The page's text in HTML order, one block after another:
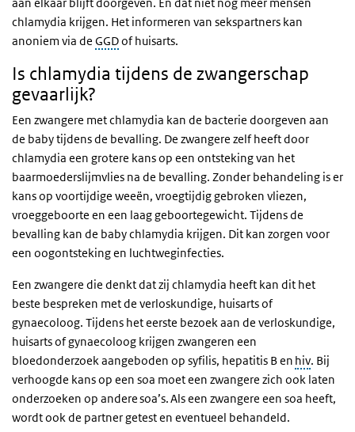
chlamydia krijgen. Het informeren van sekspartners kan
anoniem via de GGDof huisarts.
Is chlamydia tijdens de zwangerschap
gevaarlijk?
Een zwangere met chlamydia kan de bacterie doorgeven aan
de baby tijdens de bevalling. De zwangere zelf heeft door
chlamydia een grotere kans op een ontsteking van het
baarmoederslijmvlies na de bevalling. Zonder behandeling is er
kans op voortijdige weeën, vroegtijdig gebroken vliezen,
vroeggeboorte en een laag geboortegewicht. Tijdens de
bevalling kan de baby chlamydia krijgen. Dit kan zorgen voor
een oogontsteking en luchtweginfecties.
Een zwangere die denkt dat zij chlamydia heeft kan dit het
beste bespreken met de verloskundige, huisarts of
gynaecoloog. Tijdens het eerste bezoek aan de verloskundige,
huisarts of gynaecoloog krijgen zwangeren een
bloedonderzoek aangeboden op syfilis, hepatitis B en hiv. Bij
verhoogde kans op een soa moet een zwangere zich ook laten
onderzoeken op andere soa’s. Als een zwangere een soa heeft,
wordt ook de partner getest en eventueel behandeld.